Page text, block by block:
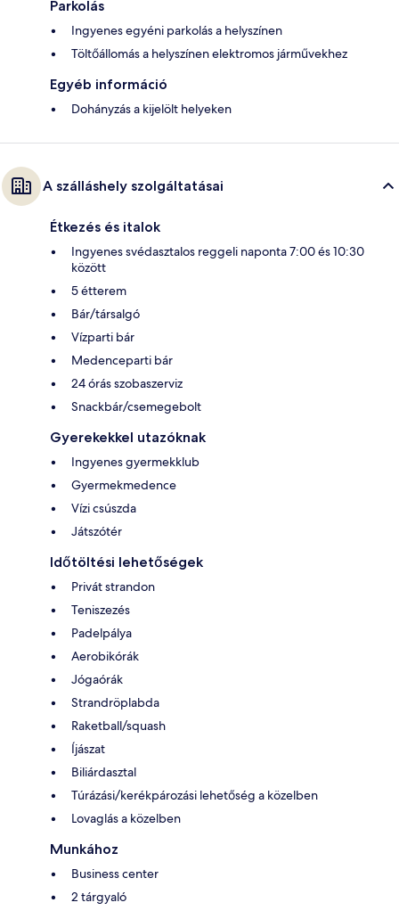
Parkolás
Ingyenes egyéni parkolás a helyszínen
Töltőállomás a helyszínen elektromos járművekhez
Egyéb információ
Dohányzás a kijelölt helyeken
A szálláshely szolgáltatásai
Étkezés és italok
Ingyenes svédasztalos reggeli naponta 7:00 és 10:30
között
5 étterem
Bár/társalgó
Vízparti bár
Medenceparti bár
24 órás szobaszerviz
Snackbár/csemegebolt
Gyerekekkel utazóknak
Ingyenes gyermekklub
Gyermekmedence
Vízi csúszda
Játszótér
Időtöltési lehetőségek
Privát strandon
Teniszezés
Padelpálya
Aerobikórák
Jógaórák
Strandröplabda
Raketball/squash
Íjászat
Biliárdasztal
Túrázási/kerékpározási lehetőség a közelben
Lovaglás a közelben
Munkához
Business center
2 tárgyaló